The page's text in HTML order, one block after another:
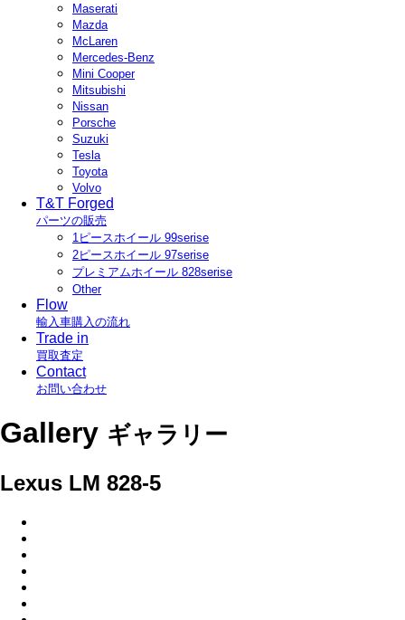
Maserati
Mazda
McLaren
Mercedes-Benz
Mini Cooper
Mitsubishi
Nissan
Porsche
Suzuki
Tesla
Toyota
Volvo
T&T Forged
パーツの販売
1ピースホイール 99serise
2ピースホイール 97serise
プレミアムホイール 828serise
Other
Flow
輸入車購入の流れ
Trade in
買取査定
Contact
お問い合わせ
Gallery ギャラリー
Lexus LM 828-5